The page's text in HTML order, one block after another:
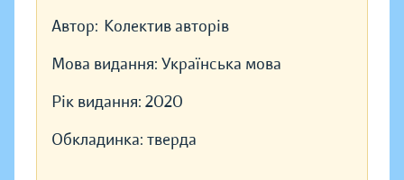
Автор: Колектив авторів
Мова видання: Українська мова
Рік видання: 2020
Обкладинка: тверда